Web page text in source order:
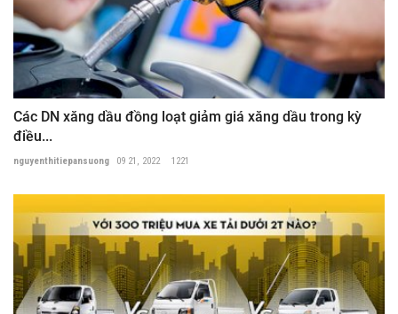
Các DN xăng dầu đồng loạt giảm giá xăng dầu trong kỳ
điều...
nguyenthitiepansuong 09 21, 2022 1221